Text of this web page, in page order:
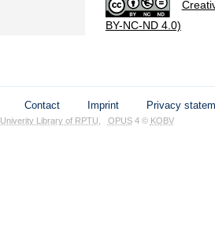
BY-NC-ND 4.0)
Contact Imprint Privacy
Univerity Library of RPTU OPUS4 © KOBV